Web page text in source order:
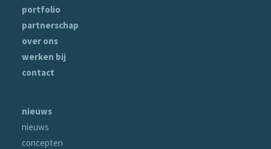
portfolio
partnerschap
over ons
werken bij
contact
nieuws
nieuws
concepten